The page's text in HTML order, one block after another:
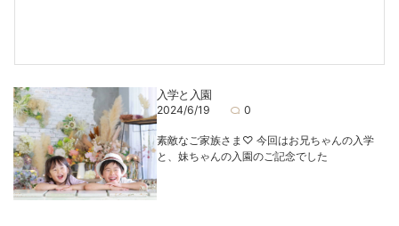
入学と入園
2024/6/19 0
素敵なご家族さま♡ 今回はお兄ちゃんの入学
と、妹ちゃんの入園のご記念でした